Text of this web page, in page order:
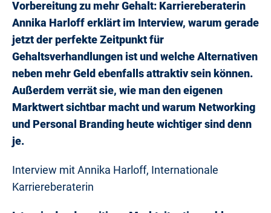
Vorbereitung zu mehr Gehalt: Karriereberaterin
Annika Harloff erklärt im Interview, warum gerade
jetzt der perfekte Zeitpunkt für
Gehaltsverhandlungen ist und welche Alternativen
neben mehr Geld ebenfalls attraktiv sein können.
Außerdem verrät sie, wie man den eigenen
Marktwert sichtbar macht und warum Networking
und Personal Branding heute wichtiger sind denn
je.
Interview mit Annika Harloff, Internationale
Karriereberaterin